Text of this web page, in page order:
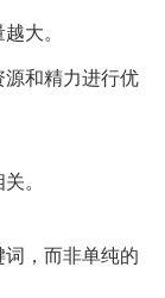
大。
和精力进行优
。
，而非单纯的